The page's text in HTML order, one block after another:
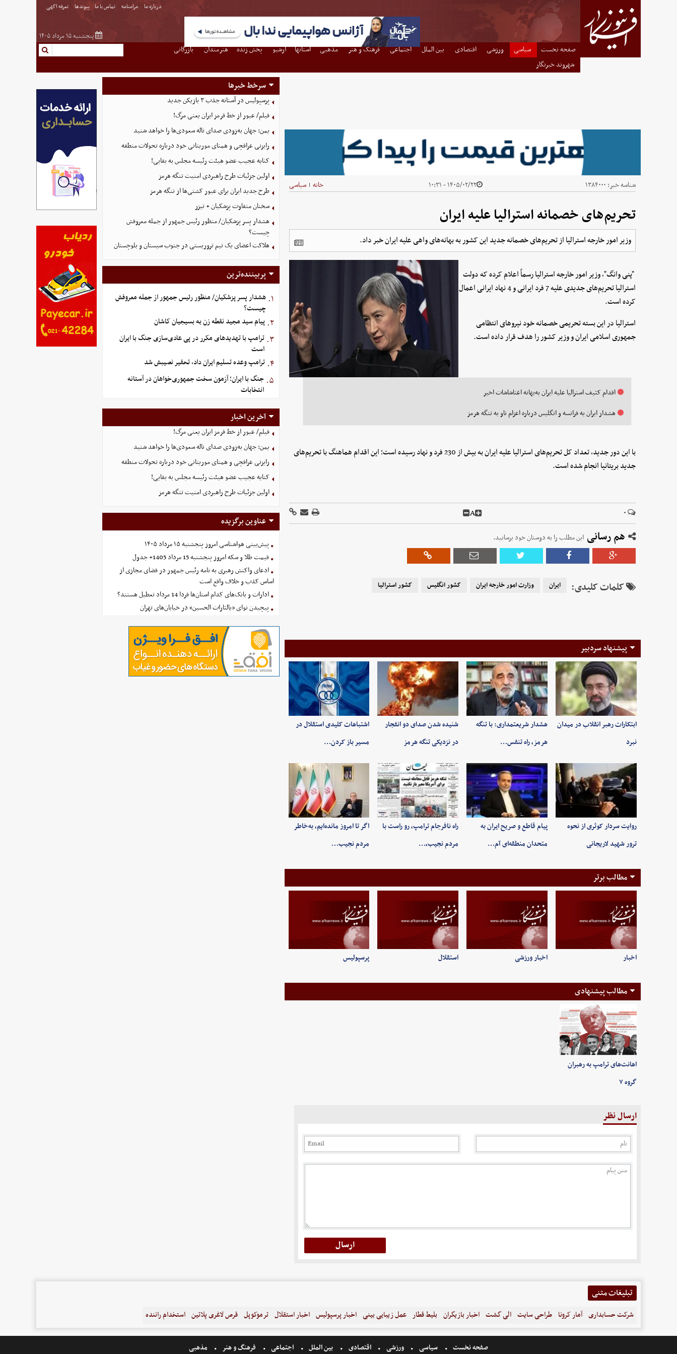
درباره ما مرامنامه تماس با ما پیوندها تعرفه اگهی
پنجشنبه ۱۵ مرداد ۱۴۰۵
صفحه نخست سیاسی ورزشی اقتصادی بین الملل اجتماعی فرهنگ و هنر مذهبی استانها آرشیو پخش زنده هنرمندان
بازرگانی
شهروند خبرنگار
شناسه خبر: ۱۳۸۴۰۰۰ ۱۴۰۵/۰۲/۲۲ - ۱۰:۳۱ خانه | سیاسی
تحریم‌های خصمانه استرالیا علیه ایران
وزیر امور خارجه استرالیا از تحریم‌های خصمانه جدید این کشور به بهانه‌های واهی علیه ایران خبر داد.
"پنی وانگ"، وزیر امور خارجه استرالیا رسماً اعلام کرده که دولت
استرالیا تحریم‌های جدیدی علیه 7 فرد ایرانی و 4 نهاد ایرانی اعمال
کرده است.
استرالیا در این بسته تحریمی خصمانه خود نیروهای انتظامی
جمهوری اسلامی ایران و وزیر کشور را هدف قرار داده است.
اقدام کثیف استرالیا علیه ایران به‌بهانه اغتاشاشات اخیر
هشدار ایران به فرانسه و انگلیس درباره اعزام ناو به تنگه هرمز
با این دور جدید، تعداد کل تحریم‌های استرالیا علیه ایران به بیش از 230 فرد و نهاد رسیده است؛ این اقدام هماهنگ با تحریم‌های
جدید بریتانیا انجام شده است.
۰ A
هم رسانی این مطلب را به دوستان خود برسانید.
کلمات کلیدی: ایران وزارت امور خارجه ایران کشور انگلیس کشور استرالیا
پیشنهاد سردبیر
ابتکارات رهبر انقلاب در میدان
نبرد
هشدار شریعتمداری: با تنگه
هرمز، راه تنفس…
شنیده شدن صدای دو انفجار
در نزدیکی تنگه هرمز
اشتباهات کلیدی استقلال در
مسیر باز کردن…
روایت سردار کوثری از نحوه
ترور شهید لاریجانی
پیام قاطع و صریح ایران به
متحدان منطقه‌ای آم…
راه نافرجام ترامپ، رو راست با
مردم نجیب،…
اگر تا امروز مانده‌ایم، به‌خاطر
مردم نجیب…
مطالب برتر
اخبار اخبار ورزشی استقلال پرسپولیس
مطالب پیشنهادی
اهانت‌های ترامپ به رهبران
گروه ۷
ارسال نظر
سرخط خبرها
پرسپولیس در آستانه جذب ۳ بازیکن جدید
فیلم/ عبور از خط قرمز ایران یعنی مرگ!
یمن: جهان به‌زودی صدای ناله سعودی‌ها را خواهد شنید
رایزنی عراقچی و همتای موریتانی خود درباره تحولات منطقه
کنایه عجیب عضو هیئت رئیسه مجلس به بقایی!
اولین جزئیات طرح راهبردی امنیت تنگه هرمز
طرح جدید ایران برای عبور کشتی‌ها از تنگه هرمز
سخنان متفاوت پزشکیان + تیزر
هشدار پسر پزشکیان/ منظور رئیس جمهور از جمله معروفش
چیست؟
هلاکت اعضای یک تیم تروریستی در جنوب سیستان و بلوچستان
پربیننده‌ترین
۱. هشدار پسر پزشکیان/ منظور رئیس جمهور از جمله معروفش
چیست؟
۲. پیام سید مجید نقطه زن به بسیجیان کاشان
۳. ترامپ با تهدیدهای مکرر در پی عادی‌سازی جنگ با ایران
است
۴. ترامپ وعده تسلیم ایران داد، تحقیر نصیبش شد
۵. جنگ با ایران؛ آزمون سخت جمهوری‌خواهان در آستانه
انتخابات
آخرین اخبار
فیلم/ عبور از خط قرمز ایران یعنی مرگ!
یمن: جهان به‌زودی صدای ناله سعودی‌ها را خواهد شنید
رایزنی عراقچی و همتای موریتانی خود درباره تحولات منطقه
کنایه عجیب عضو هیئت رئیسه مجلس به بقایی!
اولین جزئیات طرح راهبردی امنیت تنگه هرمز
عناوین برگزیده
پیش‌بینی هواشناسی امروز پنجشنبه ۱۵ مرداد ۱۴۰۵
قیمت طلا و سکه امروز پنجشنبه 15 مرداد 1405+ جدول
ادعای واکنش رهبری به نامه رئیس جمهور در فضای مجازی از
اساس کذب و خلاف واقع است
ادارات و بانک‌های کدام استان‌ها فردا 14 مرداد تعطیل هستند؟
پیچیدن نوای «یالثارات الحسین» در خیابان‌های تهران
تبلیغات متنی
شرکت حسابداری آمار کرونا طراحی سایت الی گشت اخبار بازیگران بلیط قطار عمل زیبایی بینی اخبار پرسپولیس اخبار استقلال ترموکوپل قرص لاغری پلاتین استخدام راننده
صفحه نخست سیاسی ورزشی اقتصادی بین الملل اجتماعی فرهنگ و هنر مذهبی